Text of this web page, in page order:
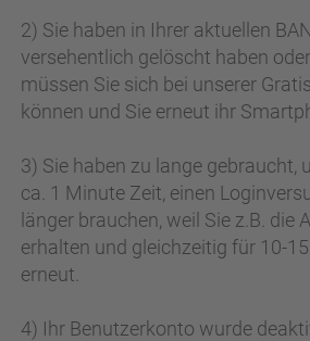
2) Sie haben in Ihrer aktuellen
versehentlich gelöscht haben
müssen Sie sich bei unserer
können und Sie erneut ihr
3) Sie haben zu lange gebraucht,
ca. 1 Minute Zeit, einen
länger brauchen, weil Sie z.B. die
erhalten und gleichzeitig für 10-
erneut.
4) Ihr Benutzerkonto wurde